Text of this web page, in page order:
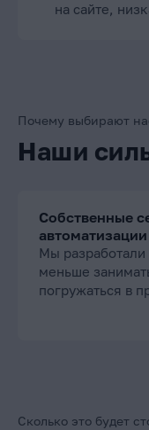
на сайте,
Почему выбирают
Наши
Собственные
Мы
меньше
погружаться в
Сколько это будет